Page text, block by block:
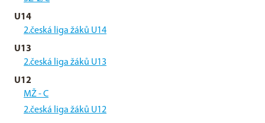
U14
2.česká liga žáků U14
U13
2.česká liga žáků U13
U12
MŽ - C
2.česká liga žáků U12